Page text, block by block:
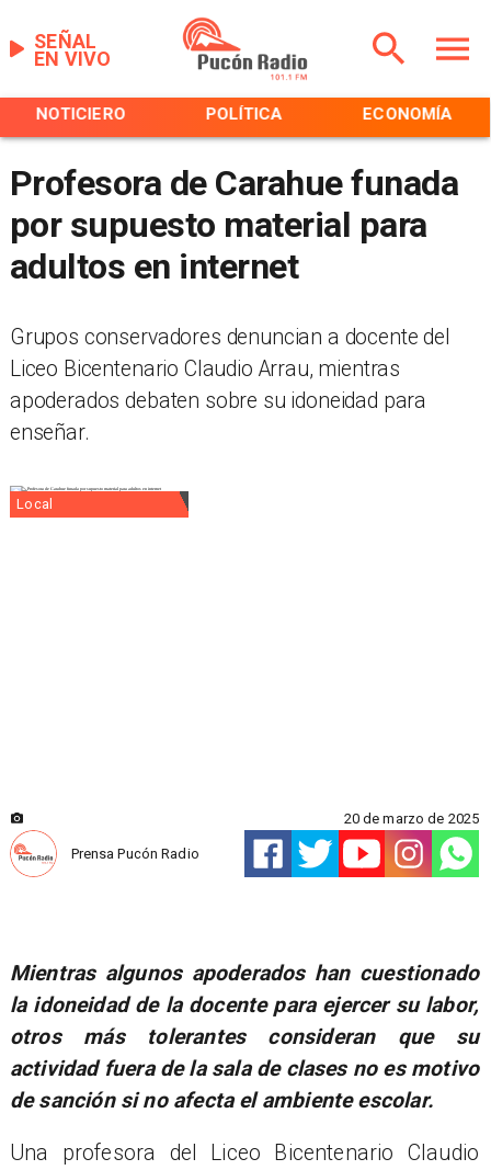
EN VIVO
SEÑAL
NOTICIERO POLÍTICA ECONOMÍA
Profesora de Carahue funada
por supuesto material para
adultos en internet
Grupos conservadores denuncian a docente del
Liceo Bicentenario Claudio Arrau, mientras
apoderados debaten sobre su idoneidad para
enseñar.
Local
Prensa Pucón Radio
20 de marzo de 2025
Mientras algunos apoderados han cuestionado
la idoneidad de la docente para ejercer su labor,
otros más tolerantes consideran que su
actividad fuera de la sala de clases no es motivo
de sanción si no afecta el ambiente escolar.
Una profesora del Liceo Bicentenario Claudio